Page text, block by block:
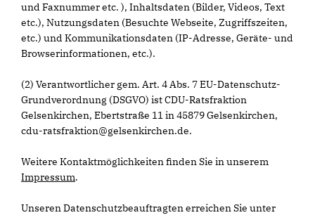
und Faxnummer etc. ), Inhaltsdaten (Bilder, Videos, Text
etc.), Nutzungsdaten (Besuchte Webseite, Zugriffszeiten,
etc.) und Kommunikationsdaten (IP-Adresse, Geräte- und
Browserinformationen, etc.).
(2) Verantwortlicher gem. Art. 4 Abs. 7 EU-Datenschutz-
Grundverordnung (DSGVO) ist CDU-Ratsfraktion
Gelsenkirchen, Ebertstraße 11 in 45879 Gelsenkirchen,
cdu-ratsfraktion@gelsenkirchen.de.
Weitere Kontaktmöglichkeiten finden Sie in unserem
Impressum.
Unseren Datenschutzbeauftragten erreichen Sie unter